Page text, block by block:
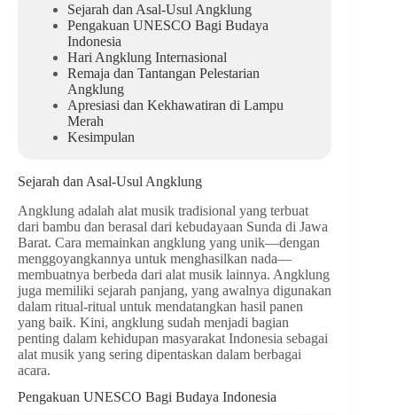
Sejarah dan Asal-Usul Angklung
Pengakuan UNESCO Bagi Budaya
Indonesia
Hari Angklung Internasional
Remaja dan Tantangan Pelestarian
Angklung
Apresiasi dan Kekhawatiran di Lampu
Merah
Kesimpulan
Sejarah dan Asal-Usul Angklung
Angklung adalah alat musik tradisional yang terbuat
dari bambu dan berasal dari kebudayaan Sunda di Jawa
Barat. Cara memainkan angklung yang unik—dengan
menggoyangkannya untuk menghasilkan nada—
membuatnya berbeda dari alat musik lainnya. Angklung
juga memiliki sejarah panjang, yang awalnya digunakan
dalam ritual-ritual untuk mendatangkan hasil panen
yang baik. Kini, angklung sudah menjadi bagian
penting dalam kehidupan masyarakat Indonesia sebagai
alat musik yang sering dipentaskan dalam berbagai
acara.
Pengakuan UNESCO Bagi Budaya Indonesia